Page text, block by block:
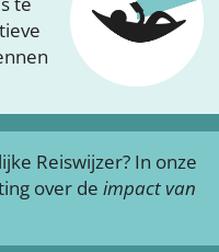
Reiswijzer? In onze
over de impact van